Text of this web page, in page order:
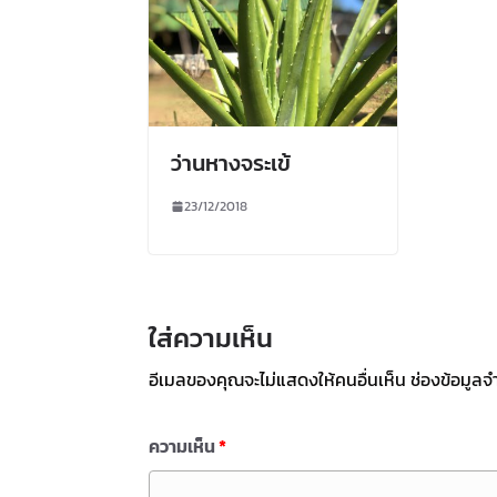
ว่านหางจระเข้
23/12/2018
ใส่ความเห็น
อีเมลของคุณจะไม่แสดงให้คนอื่นเห็น ช่องข้อมูลจ
ความเห็น*